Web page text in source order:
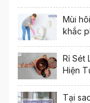
Mùi
khắc
Rỉ Sét
Hiện
Tại